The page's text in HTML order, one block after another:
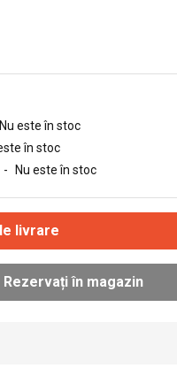
Nu este în stoc
în stoc
- Nu este în stoc
livrare
Rezervați în magazin